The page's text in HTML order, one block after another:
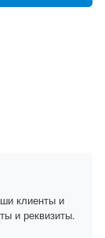
клиенты и
и реквизиты.